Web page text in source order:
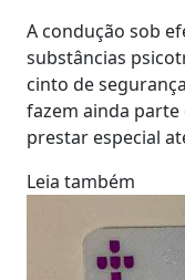
A condução sob
substâncias
cinto de
fazem ainda parte
prestar especial
Leia também